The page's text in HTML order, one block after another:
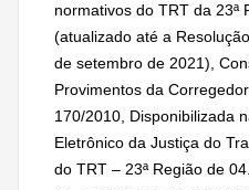
normativos do TRT da 23ª
(atualizado até a
de setembro de 2021),
Provimentos da
170/2010, Disponibilizada
Eletrônico da Justiça do
do TRT – 23ª Região de